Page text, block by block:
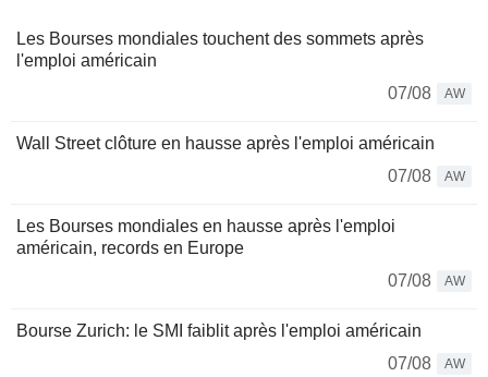
Les Bourses mondiales touchent des sommets après
l'emploi américain
07/08
AW
Wall Street clôture en hausse après l'emploi américain
07/08
AW
Les Bourses mondiales en hausse après l'emploi
américain, records en Europe
07/08
AW
Bourse Zurich: le SMI faiblit après l'emploi américain
07/08
AW